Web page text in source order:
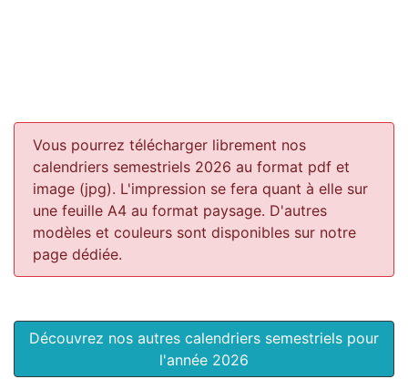
Vous pourrez télécharger librement nos
calendriers semestriels 2026 au format pdf et
image (jpg). L'impression se fera quant à elle sur
une feuille A4 au format paysage. D'autres
modèles et couleurs sont disponibles sur notre
page dédiée.
Découvrez nos autres calendriers semestriels pour
l'année 2026